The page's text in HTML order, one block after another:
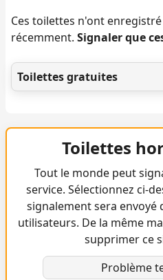
Ces toilettes n'ont
récemment. Signaler que
Toilettes gratuites
Toilettes
Tout le monde peut
service. Sélectionnez ci-
signalement sera
utilisateurs. De la même
supprimer ce
Problème